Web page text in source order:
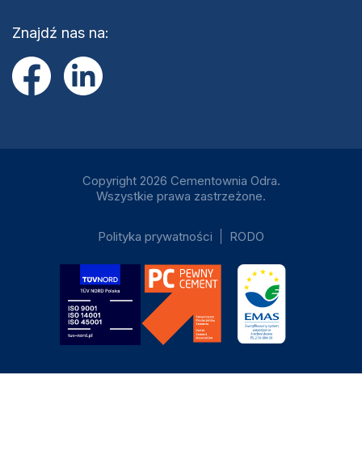
Znajdź nas na:
Copyright 2026 Cementownia Odra.
Wszystkie prawa zastrzeżone.
Polityka prywatności RODO